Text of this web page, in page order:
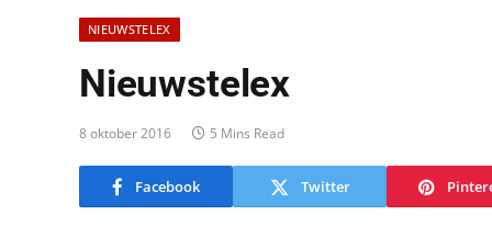
NIEUWSTELEX
Nieuwstelex
8 oktober 2016 5 Mins Read
Facebook Twitter